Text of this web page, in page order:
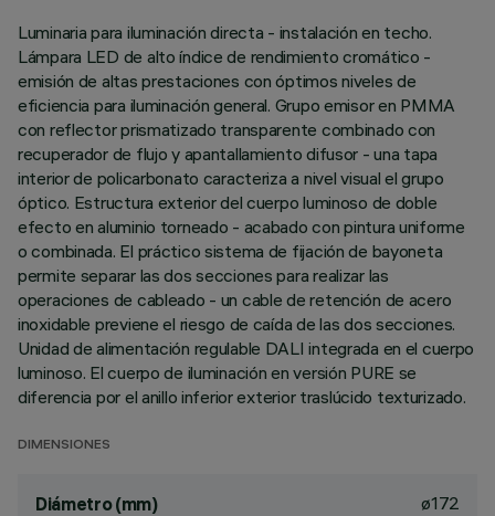
Luminaria para iluminación directa - instalación en techo.
Lámpara LED de alto índice de rendimiento cromático -
emisión de altas prestaciones con óptimos niveles de
eficiencia para iluminación general. Grupo emisor en PMMA
con reflector prismatizado transparente combinado con
recuperador de flujo y apantallamiento difusor - una tapa
interior de policarbonato caracteriza a nivel visual el grupo
óptico. Estructura exterior del cuerpo luminoso de doble
efecto en aluminio torneado - acabado con pintura uniforme
o combinada. El práctico sistema de fijación de bayoneta
permite separar las dos secciones para realizar las
operaciones de cableado - un cable de retención de acero
inoxidable previene el riesgo de caída de las dos secciones.
Unidad de alimentación regulable DALI integrada en el cuerpo
luminoso. El cuerpo de iluminación en versión PURE se
diferencia por el anillo inferior exterior traslúcido texturizado.
DIMENSIONES
Diámetro (mm) ø172